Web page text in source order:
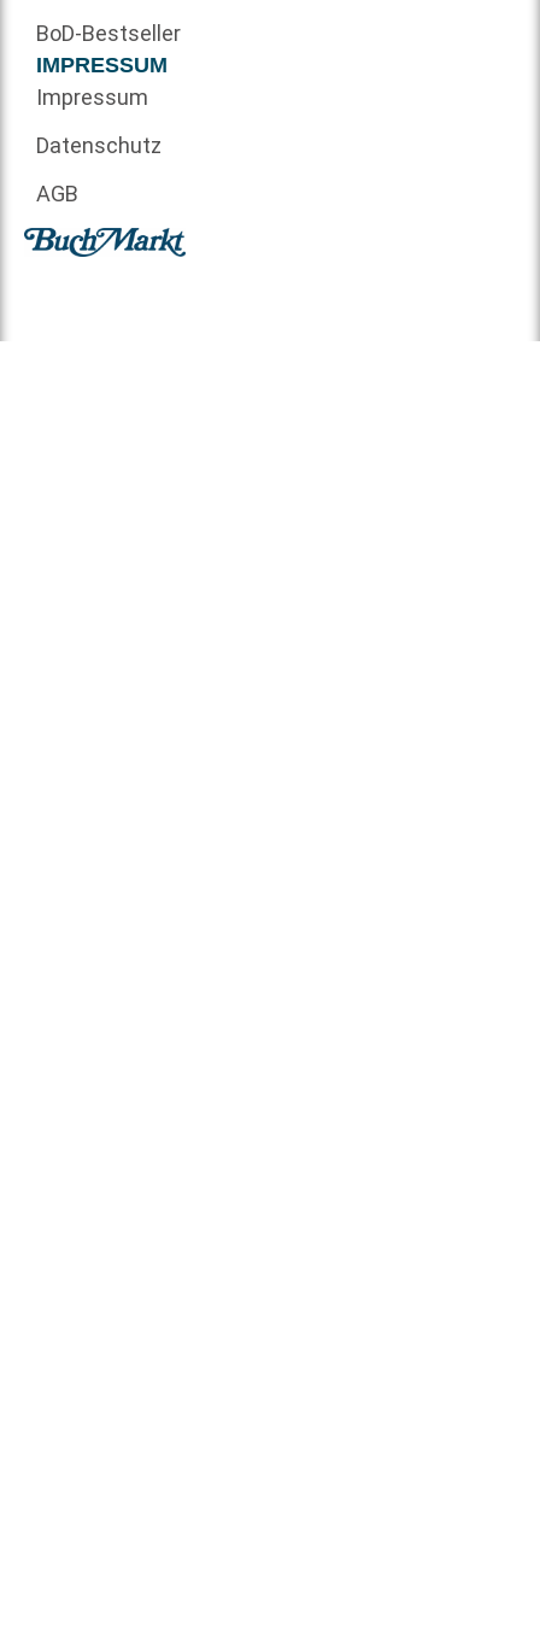
BoD-Bestseller
IMPRESSUM
Impressum
Datenschutz
AGB